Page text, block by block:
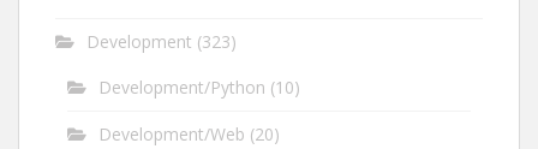
Development (323)
Development/Python (10)
Development/Web (20)